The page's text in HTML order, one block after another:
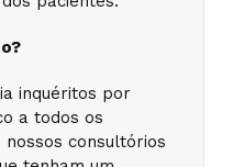
inquéritos por
a todos os
consultórios